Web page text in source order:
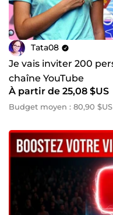
Tata08
Je vais inviter 200
chaîne YouTube
À partir de 25,08 $US
Budget moyen : 80,90 $US